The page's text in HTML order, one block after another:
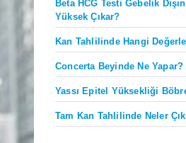
Beta HCG Testi Gebelik
Yüksek Çıkar?
Kan Tahlilinde Hangi
Concerta Beyinde Ne Yapar?
Yassı Epitel Yüksekliği
Tam Kan Tahlilinde Neler